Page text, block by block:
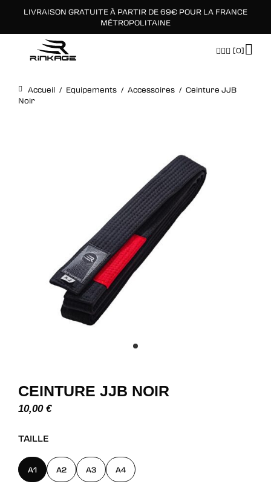
LIVRAISON GRATUITE À PARTIR DE 69€ POUR LA FRANCE
MÉTROPOLITAINE
[0]
Accueil / Equipements / Accessoires / Ceinture JJB
Noir
CEINTURE JJB NOIR
10,00 €
TAILLE
A1 A2 A3 A4